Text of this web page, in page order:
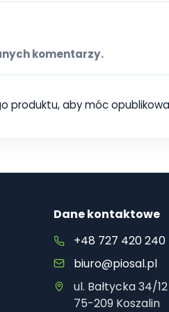
komentarzy.
produktu, aby móc
Dane kontaktowe
+48 727 420 240
biuro@piosal.pl
ul. Bałtycka 34/12
75-209 Koszalin